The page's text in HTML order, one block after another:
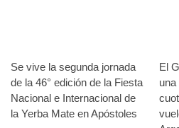
Se vive la segunda jornada
de la 46° edición de la Fiesta
Nacional e Internacional de
la Yerba Mate en Apóstoles
El